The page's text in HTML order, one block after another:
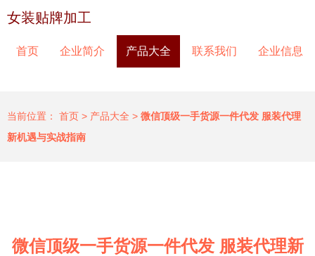
女装贴牌加工
首页 企业简介 产品大全 联系我们 企业信息
当前位置： 首页 > 产品大全 > 微信顶级一手货源一件代发 服装代理
新机遇与实战指南
微信顶级一手货源一件代发 服装代理新